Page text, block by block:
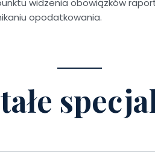
widzenia obowiązków
opodatkowania.